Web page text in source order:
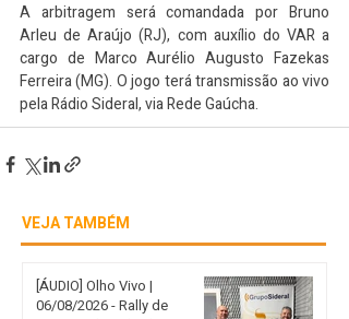
A arbitragem será comandada por Bruno
Arleu de Araújo (RJ), com auxílio do VAR a
cargo de Marco Aurélio Augusto Fazekas
Ferreira (MG). O jogo terá transmissão ao vivo
pela Rádio Sideral, via Rede Gaúcha.
VEJA TAMBÉM
[ÁUDIO] Olho Vivo |
06/08/2026 - Rally de